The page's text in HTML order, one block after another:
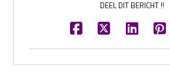
DEEL DIT BERICHT !!